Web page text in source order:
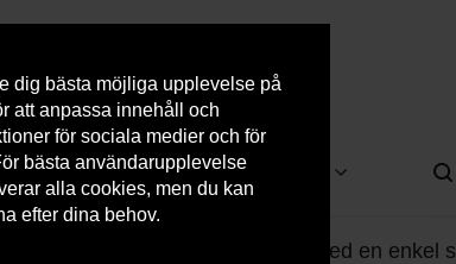
dig bästa möjliga upplevelse på
att anpassa innehåll och
för sociala medier och för
bästa användarupplevelse
alla cookies, men du kan
efter dina behov.
Kontakta oss Kundservice
Hitta det du letar efter med en enkel